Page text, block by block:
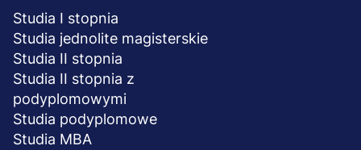
Studia I stopnia
Studia jednolite magisterskie
Studia II stopnia
Studia II stopnia z
podyplomowymi
Studia podyplomowe
Studia MBA